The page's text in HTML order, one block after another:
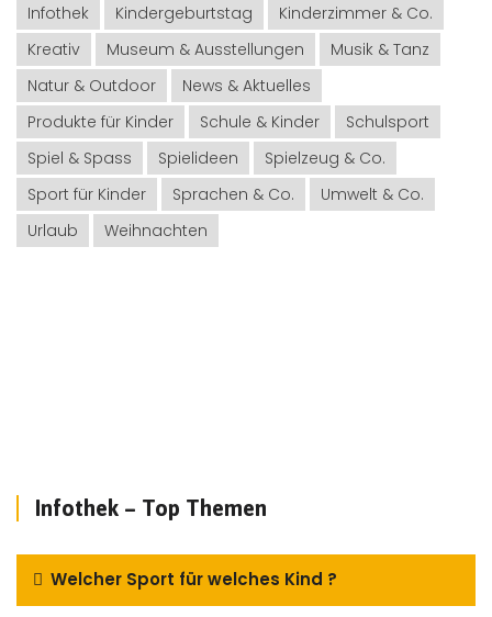
Infothek
Kindergeburtstag
Kinderzimmer & Co.
Kreativ
Museum & Ausstellungen
Musik & Tanz
Natur & Outdoor
News & Aktuelles
Produkte für Kinder
Schule & Kinder
Schulsport
Spiel & Spass
Spielideen
Spielzeug & Co.
Sport für Kinder
Sprachen & Co.
Umwelt & Co.
Urlaub
Weihnachten
Infothek – Top Themen
Welcher Sport für welches Kind ?